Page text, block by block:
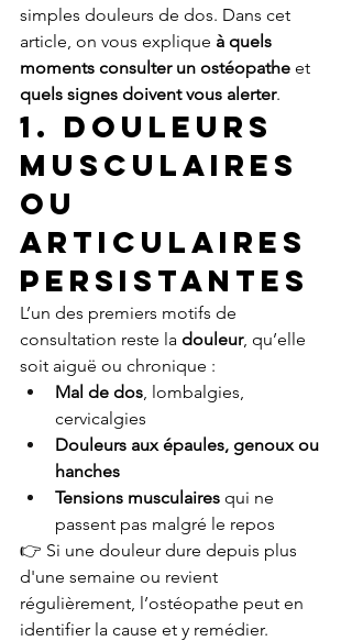
simples douleurs de dos. Dans cet
article, on vous explique à quels
moments consulter un ostéopathe et
quels signes doivent vous alerter.
1. Douleurs
musculaires
ou
articulaires
persistantes
L’un des premiers motifs de
consultation reste la douleur, qu’elle
soit aiguë ou chronique :
Mal de dos , lombalgies,
cervicalgies
Douleurs aux épaules, genoux ou
hanches
Tensions musculaires qui ne
passent pas malgré le repos
👉 Si une douleur dure depuis plus
d'une semaine ou revient
régulièrement, l’ostéopathe peut en
identifier la cause et y remédier.